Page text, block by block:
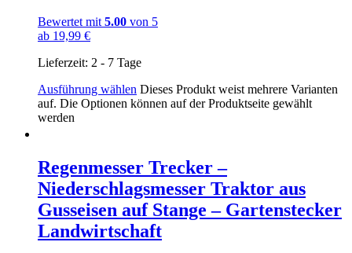
Bewertet mit 5.00 von 5
ab 19,99 €
Lieferzeit: 2 - 7 Tage
Ausführung wählen Dieses Produkt weist mehrere Varianten
auf. Die Optionen können auf der Produktseite gewählt
werden
Regenmesser Trecker –
Niederschlagsmesser Traktor aus
Gusseisen auf Stange – Gartenstecker
Landwirtschaft